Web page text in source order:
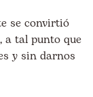
se convirtió
a tal punto que
y sin darnos